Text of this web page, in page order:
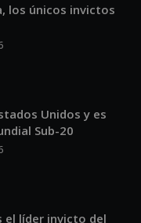
los únicos invictos
Unidos y es
Sub-20
el líder invicto del